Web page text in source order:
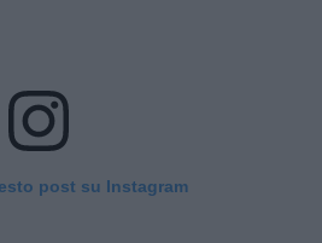
post su Instagram